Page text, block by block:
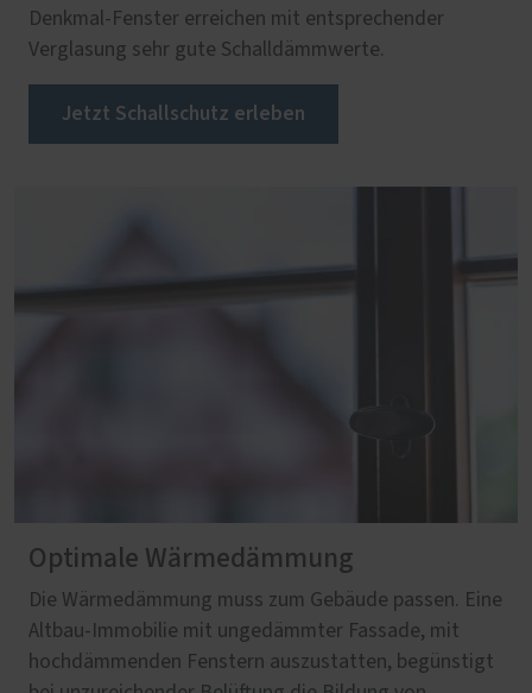
Denkmal-Fenster erreichen mit entsprechender
Verglasung sehr gute Schalldämmwerte.
Jetzt Schallschutz erleben
Optimale Wärmedämmung
Die Wärmedämmung muss zum Gebäude passen. Eine
Altbau-Immobilie mit ungedämmter Fassade, mit
hochdämmenden Fenstern auszustatten, begünstigt